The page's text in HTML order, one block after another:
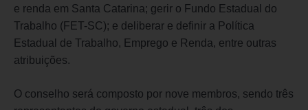
e renda em Santa Catarina; gerir o Fundo Estadual do
Trabalho (FET-SC); e deliberar e definir a Política
Estadual de Trabalho, Emprego e Renda, entre outras
atribuições.
O conselho será composto por nove membros, sendo três